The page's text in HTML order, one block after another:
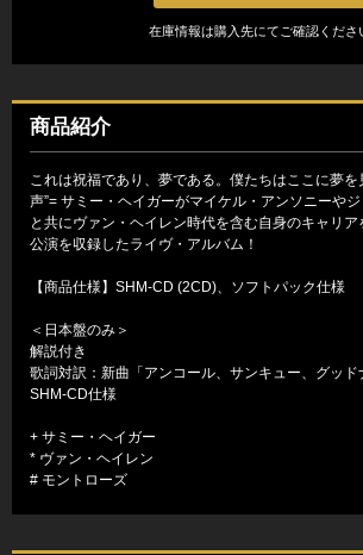
在庫情報は購入先にてご確認くださ
商品紹介
これは祝福であり、夢である。僕たちはここに夢を
声”= サミー・ヘイガーがマイケル・アンソニーや
と共にヴァン・ヘイレン時代を含む自身のキャリア
公演を収録したライヴ・アルバム！
【商品仕様】SHM-CD (2CD)、ソフトパック仕様
＜日本盤のみ＞
解説付き
歌詞対訳：新曲「アンコール、サンキュー、グッ
SHM-CD仕様
+ サミー・ヘイガー
* ヴァン・ヘイレン
# モントローズ